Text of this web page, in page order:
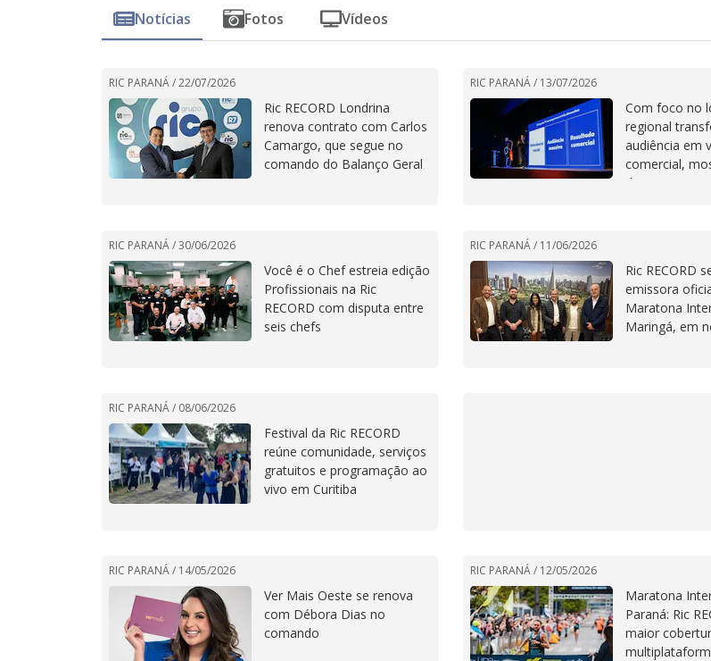
Notícias Fotos Vídeos
RIC PARANÁ /22/07/2026
Ric RECORD Londrina
renova contrato com Carlos
Camargo, que segue no
comando do Balanço Geral
RIC PARANÁ / 13/07/2026
Com foco no
regional
audiência em
comercial,
da Ric RECORD
RIC PARANÁ /30/06/2026
Você é o Chef estreia edição
Profissionais na Ric
RECORD com disputa entre
seis chefs
RIC PARANÁ / 11/06/2026
Ric RECORD
emissora
Maratona
Maringá, em
RIC PARANÁ / 08/06/2026
Festival da Ric RECORD
reúne comunidade, serviços
gratuitos e programação ao
vivo em Curitiba
RIC PARANÁ / 14/05/2026
Ver Mais Oeste se renova
com Débora Dias no
comando
RIC PARANÁ / 12/05/2026
Maratona
Paraná: Ric
maior